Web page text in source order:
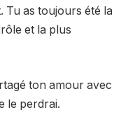
Tu as toujours été la
et la plus
ton amour avec
le perdrai.